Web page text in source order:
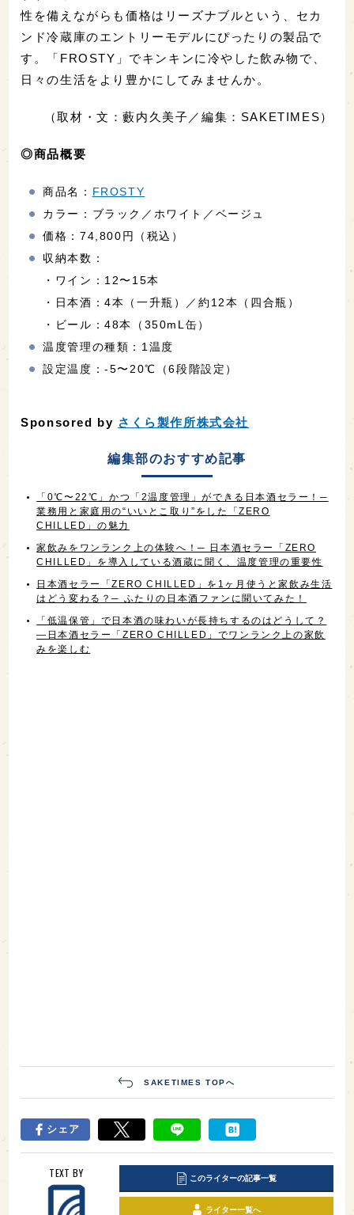
性を備えながらも価格はリーズナブルという、セカ
ンド冷蔵庫のエントリーモデルにぴったりの製品で
す。「FROSTY」でキンキンに冷やした飲み物で、
日々の生活をより豊かにしてみませんか。
（取材・文：藪内久美子／編集：SAKETIMES）
◎商品概要
商品名： FROSTY
カラー：ブラック／ホワイト／ベージュ
価格：74,800円（税込）
収納本数：
・ワイン：12〜15本
・日本酒：4本（一升瓶）／約12本（四合瓶）
・ビール：48本（350mL缶）
温度管理の種類：1温度
設定温度：-5〜20℃（6段階設定）
Sponsored by さくら製作所株式会社
編集部のおすすめ記事
「0℃〜22℃」かつ「2温度管理」ができる日本酒セラー！─
業務用と家庭用の“いいとこ取り”をした「ZERO
CHILLED」の魅力
家飲みをワンランク上の体験へ！─ 日本酒セラー「ZERO
CHILLED」を導入している酒蔵に聞く、温度管理の重要性
日本酒セラー「ZERO CHILLED」を1ヶ月使うと家飲み生活
はどう変わる？─ ふたりの日本酒ファンに聞いてみた！
「低温保管」で日本酒の味わいが長持ちするのはどうして？
—日本酒セラー「ZERO CHILLED」でワンランク上の家飲
みを楽しむ
SAKETIMES TOPへ
シェア
TEXT BY このライターの記事一覧
ライター一覧へ